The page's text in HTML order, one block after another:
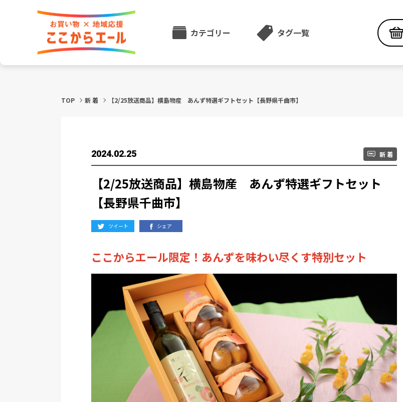
カテゴリー タグ一覧
TOP 新 着 【2/25放送商品】横島物産 あんず特選ギフトセット【長野県千曲市】
2024.02.25 新 着
【2/25放送商品】横島物産 あんず特選ギフトセット
【長野県千曲市】
ツイート シェア
ここからエール限定！あんずを味わい尽くす特別セット